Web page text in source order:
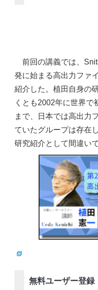
前回の講義では、
発に始まる高出力ファ
紹介した。植田自身の
くとも2002年に世界で
まで、日本では高出力
ていたグループは存在
研究紹介として間違い
無料ユーザー登録